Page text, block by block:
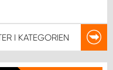
I KATEGORIEN